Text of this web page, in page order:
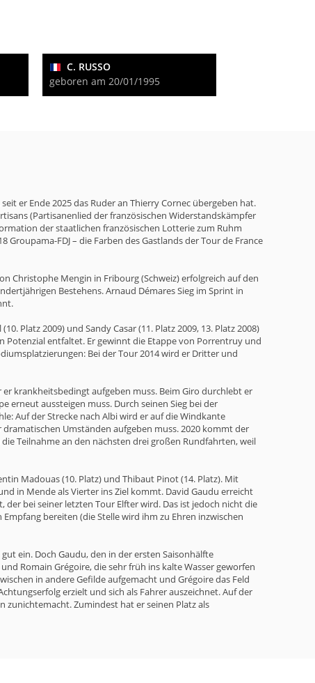
C. RUSSO
geboren am 20/01/1995
er Ende 2025 das Ruder an Thierry Cornec übergeben hat.
(Partisanenlied der französischen Widerstandskämpfer
der staatlichen französischen Lotterie zum Ruhm
Groupama-FDJ – die Farben des Gastlands der Tour de France
Christophe Mengin in Fribourg (Schweiz) erfolgreich auf den
Bestehens. Arnaud Démares Sieg im Sprint in
Platz 2009) und Sandy Casar (11. Platz 2009, 13. Platz 2008)
Potenzial entfaltet. Er gewinnt die Etappe von Porrentruy und
Bei der Tour 2014 wird er Dritter und
er krankheitsbedingt aufgeben muss. Beim Giro durchlebt er
erneut aussteigen muss. Durch seinen Sieg bei der
Auf der Strecke nach Albi wird er auf die Windkante
Umständen aufgeben muss. 2020 kommt der
Teilnahme an den nächsten drei großen Rundfahrten, weil
Madouas (10. Platz) und Thibaut Pinot (14. Platz). Mit
in Mende als Vierter ins Ziel kommt. David Gaudu erreicht
bei seiner letzten Tour Elfter wird. Das ist jedoch nicht die
bereiten (die Stelle wird ihm zu Ehren inzwischen
ein. Doch Gaudu, den in der ersten Saisonhälfte
Romain Grégoire, die sehr früh ins kalte Wasser geworfen
in andere Gefilde aufgemacht und Grégoire das Feld
erzielt und sich als Fahrer auszeichnet. Auf der
zunichtemacht. Zumindest hat er seinen Platz als